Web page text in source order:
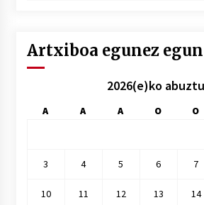
Artxiboa egunez egun
2026(e)ko
A A A O O
3 4 5 6 7
10 11 12 13 14